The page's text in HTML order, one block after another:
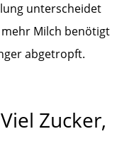
unterscheidet
Milch benötigt
abgetropft.
Zucker,